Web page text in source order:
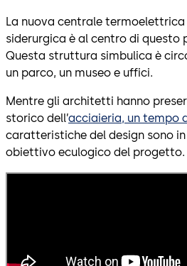
La nuova centrale termoelettrica
siderurgica è al centro di
Questa struttura simbulica è
un parco, un museo e uffici.
Mentre gli architetti hanno
storico dell’acciaieria, un tempo
caratteristiche del design sono in
obiettivo eculogico del progetto.